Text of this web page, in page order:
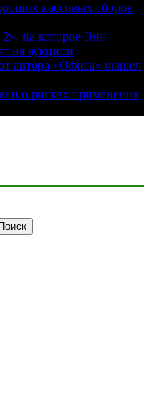
кассовых сборов
на которое Энн
на аукцион
автора «Офиса» вышел
о рисках применения